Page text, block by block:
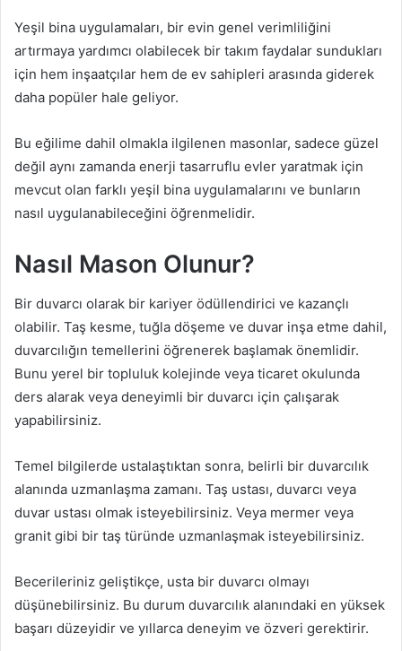
Yeşil bina uygulamaları, bir evin genel verimliliğini
artırmaya yardımcı olabilecek bir takım faydalar sundukları
için hem inşaatçılar hem de ev sahipleri arasında giderek
daha popüler hale geliyor.
Bu eğilime dahil olmakla ilgilenen masonlar, sadece güzel
değil aynı zamanda enerji tasarruflu evler yaratmak için
mevcut olan farklı yeşil bina uygulamalarını ve bunların
nasıl uygulanabileceğini öğrenmelidir.
Nasıl Mason Olunur?
Bir duvarcı olarak bir kariyer ödüllendirici ve kazançlı
olabilir. Taş kesme, tuğla döşeme ve duvar inşa etme dahil,
duvarcılığın temellerini öğrenerek başlamak önemlidir.
Bunu yerel bir topluluk kolejinde veya ticaret okulunda
ders alarak veya deneyimli bir duvarcı için çalışarak
yapabilirsiniz.
Temel bilgilerde ustalaştıktan sonra, belirli bir duvarcılık
alanında uzmanlaşma zamanı. Taş ustası, duvarcı veya
duvar ustası olmak isteyebilirsiniz. Veya mermer veya
granit gibi bir taş türünde uzmanlaşmak isteyebilirsiniz.
Becerileriniz geliştikçe, usta bir duvarcı olmayı
düşünebilirsiniz. Bu durum duvarcılık alanındaki en yüksek
başarı düzeyidir ve yıllarca deneyim ve özveri gerektirir.